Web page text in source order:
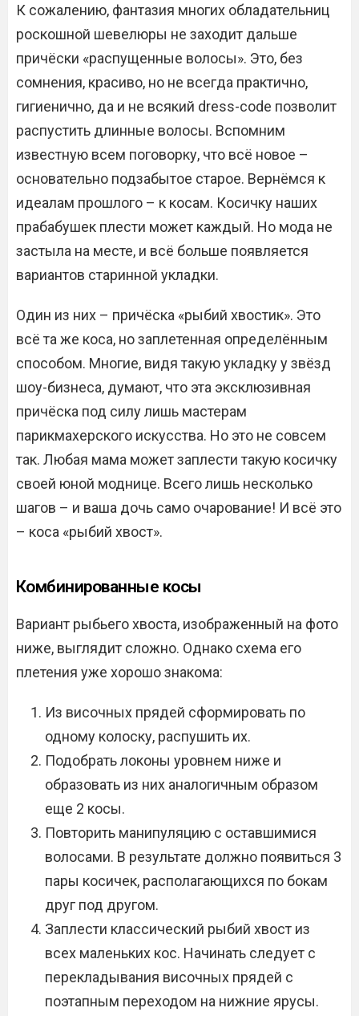
К сожалению, фантазия многих обладательниц
роскошной шевелюры не заходит дальше
причёски «распущенные волосы». Это, без
сомнения, красиво, но не всегда практично,
гигиенично, да и не всякий dress-code позволит
распустить длинные волосы. Вспомним
известную всем поговорку, что всё новое –
основательно подзабытое старое. Вернёмся к
идеалам прошлого – к косам. Косичку наших
прабабушек плести может каждый. Но мода не
застыла на месте, и всё больше появляется
вариантов старинной укладки.
Один из них – причёска «рыбий хвостик». Это
всё та же коса, но заплетенная определённым
способом. Многие, видя такую укладку у звёзд
шоу-бизнеса, думают, что эта эксклюзивная
причёска под силу лишь мастерам
парикмахерского искусства. Но это не совсем
так. Любая мама может заплести такую косичку
своей юной моднице. Всего лишь несколько
шагов – и ваша дочь само очарование! И всё это
– коса «рыбий хвост».
Комбинированные косы
Вариант рыбьего хвоста, изображенный на фото
ниже, выглядит сложно. Однако схема его
плетения уже хорошо знакома:
Из височных прядей сформировать по
одному колоску, распушить их.
Подобрать локоны уровнем ниже и
образовать из них аналогичным образом
еще 2 косы.
Повторить манипуляцию с оставшимися
волосами. В результате должно появиться 3
пары косичек, располагающихся по бокам
друг под другом.
Заплести классический рыбий хвост из
всех маленьких кос. Начинать следует с
перекладывания височных прядей с
поэтапным переходом на нижние ярусы.